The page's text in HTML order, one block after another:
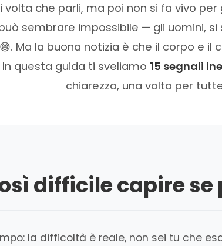
volta che parli, ma poi non si fa vivo
sembrare impossibile — gli uomini,
Ma la buona notizia è che il corpo e
questa guida ti sveliamo 15 segnali
chiarezza, una volta per
difficile capire
la difficoltà è reale, non sei tu che